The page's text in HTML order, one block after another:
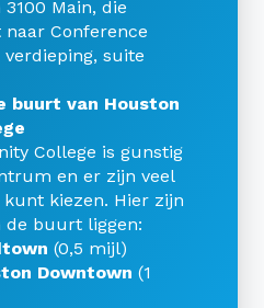
Main, die
Conference
verdieping, suite
buurt van Houston
College is gunstig
en er zijn veel
kiezen. Hier zijn
de buurt liggen:
(0,5 mijl)
Downtown (1